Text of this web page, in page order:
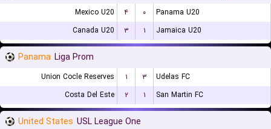
Mexico U20 ۴ ۰
Panama U20
Canada U20
۳ ۱ Jamaica U20
Panama Liga Prom
Union Cocle Reserves ۱ ۳
Udelas FC
Costa Del Este
۲ ۱ San Martin FC
United States USL League One